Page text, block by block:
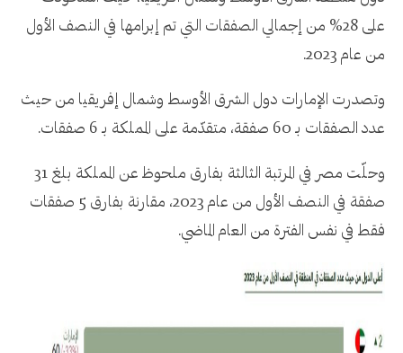
على 28% من إجمالي الصفقات التي تم إبرامها في النصف الأول
من عام 2023.
وتصدرت الإمارات دول الشرق الأوسط وشمال إفريقيا من حيث
عدد الصفقات بـ 60 صفقة، متقدّمة على المملكة بـ 6 صفقات.
وحلّت مصر في المرتبة الثالثة بفارق ملحوظ عن المملكة بلغ 31
صفقة في النصف الأول من عام 2023، مقارنة بفارق 5 صفقات
فقط في نفس الفترة من العام الماضي.